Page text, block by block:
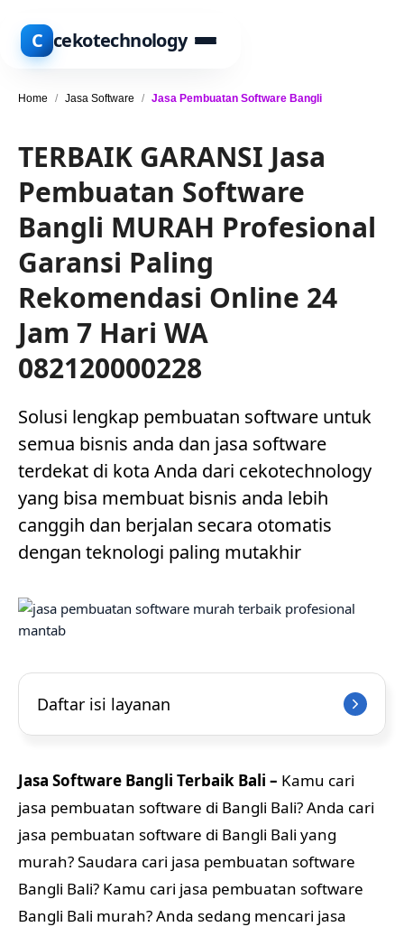
C cekotechnology
Home / Jasa Software / Jasa Pembuatan Software Bangli
TERBAIK GARANSI Jasa
Pembuatan Software
Bangli MURAH Profesional
Garansi Paling
Rekomendasi Online 24
Jam 7 Hari WA
082120000228
Solusi lengkap pembuatan software untuk
semua bisnis anda dan jasa software
terdekat di kota Anda dari cekotechnology
yang bisa membuat bisnis anda lebih
canggih dan berjalan secara otomatis
dengan teknologi paling mutakhir
Daftar isi layanan
Jasa Software Bangli Terbaik Bali – Kamu cari
jasa pembuatan software di Bangli Bali? Anda cari
jasa pembuatan software di Bangli Bali yang
murah? Saudara cari jasa pembuatan software
Bangli Bali? Kamu cari jasa pembuatan software
Bangli Bali murah? Anda sedang mencari jasa